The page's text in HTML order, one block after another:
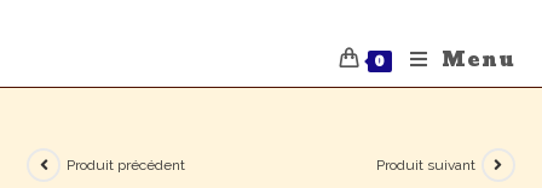
0 Menu
Produit précédent Produit suivant